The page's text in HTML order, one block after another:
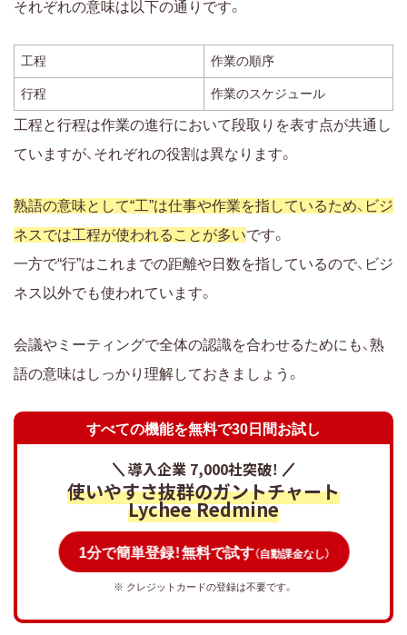
それぞれの意味は以下の通りです。
工程 作業の順序
行程 作業のスケジュール
工程と行程は作業の進行において段取りを表す点が共通し
ていますが、それぞれの役割は異なります。
熟語の意味として“工”は仕事や作業を指しているため、ビジ
ネスでは工程が使われることが多いです。
一方で“行”はこれまでの距離や日数を指しているので、ビジ
ネス以外でも使われています。
会議やミーティングで全体の認識を合わせるためにも、熟
語の意味はしっかり理解しておきましょう。
すべての機能を無料で30日間お試し
導入企業 7,000社突破！
使いやすさ抜群のガントチャート
Lychee Redmine
1分で簡単登録！無料で試す（自動課金なし）
※ クレジットカードの登録は不要です。